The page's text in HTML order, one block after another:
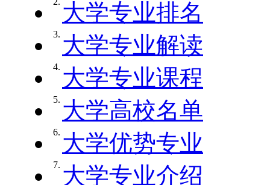
大学专业排名
3. 大学专业解读
4. 大学专业课程
5. 大学高校名单
6. 大学优势专业
7. 大学专业介绍